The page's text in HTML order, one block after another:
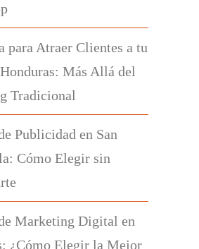
para Atraer Clientes a tu
Más Allá del
Tradicional
Publicidad en San
Cómo Elegir sin
Marketing Digital en
¿Cómo Elegir la Mejor